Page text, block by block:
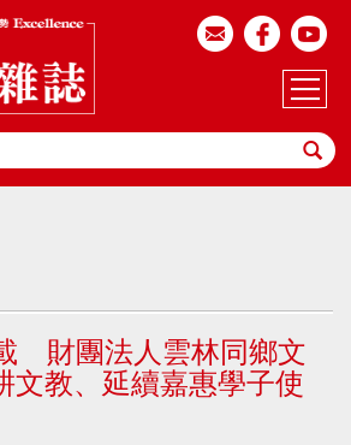
財團法人雲林同鄉文
文教、延續嘉惠學子使